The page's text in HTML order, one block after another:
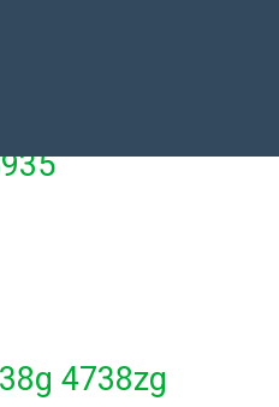
4738zg